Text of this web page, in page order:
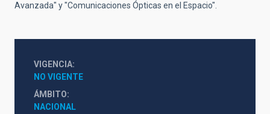
Avanzada" y "Comunicaciones Ópticas en el Espacio".
VIGENCIA
NO VIGENTE
ÁMBITO
NACIONAL